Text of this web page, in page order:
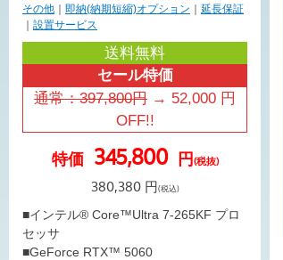
その他
即納(納期短縮)オプション
延長保証
設置サービス
送料無料
セール特価
通常：397,800円 → 52,000 円
OFF!!
特価 345,800 円(税抜)
380,380円(税込)
■インテル® Core™Ultra 7-265KF プロ
セッサ
■GeForce RTX™ 5060